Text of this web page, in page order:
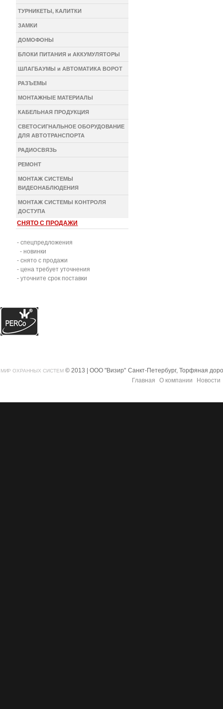
ТУРНИКЕТЫ, КАЛИТКИ
ЗАМКИ
ДОМОФОНЫ
БЛОКИ ПИТАНИЯ и АККУМУЛЯТОРЫ
ШЛАГБАУМЫ и АВТОМАТИКА ВОРОТ
РАЗЪЕМЫ
МОНТАЖНЫЕ МАТЕРИАЛЫ
КАБЕЛЬНАЯ ПРОДУКЦИЯ
СВЕТОСИГНАЛЬНОЕ ОБОРУДОВАНИЕ
ДЛЯ АВТОТРАНСПОРТА
РАДИОСВЯЗЬ
РЕМОНТ
МОНТАЖ СИСТЕМЫ
ВИДЕОНАБЛЮДЕНИЯ
МОНТАЖ СИСТЕМЫ КОНТРОЛЯ
ДОСТУПА
СНЯТО С ПРОДАЖИ
- спецпредложения
- новинки
- снято с продажи
- цена требует уточнения
- уточните срок поставки
Санкт-Петербург, Торфяная
Главная
О компании Новости
МИР ОХРАННЫХ СИСТЕМ © 2013 | ООО "Визир"